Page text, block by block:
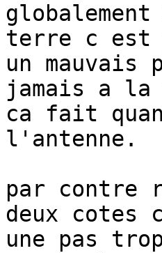
terre c est
un
jamais a
ca fait
l'antenne.
par contre
deux cotes
une pas